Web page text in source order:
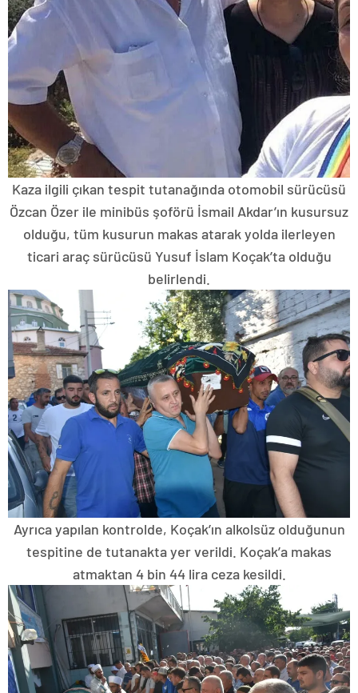
Kaza ilgili çıkan tespit tutanağında otomobil sürücüsü
Özcan Özer ile minibüs şoförü İsmail Akdar’ın kusursuz
olduğu, tüm kusurun makas atarak yolda ilerleyen
ticari araç sürücüsü Yusuf İslam Koçak’ta olduğu
belirlendi.
Ayrıca yapılan kontrolde, Koçak’ın alkolsüz olduğunun
tespitine de tutanakta yer verildi. Koçak’a makas
atmaktan 4 bin 44 lira ceza kesildi.